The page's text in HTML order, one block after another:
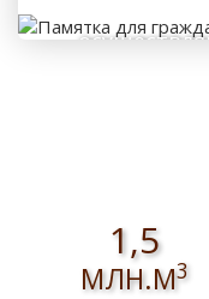
1,5
МЛН.М3